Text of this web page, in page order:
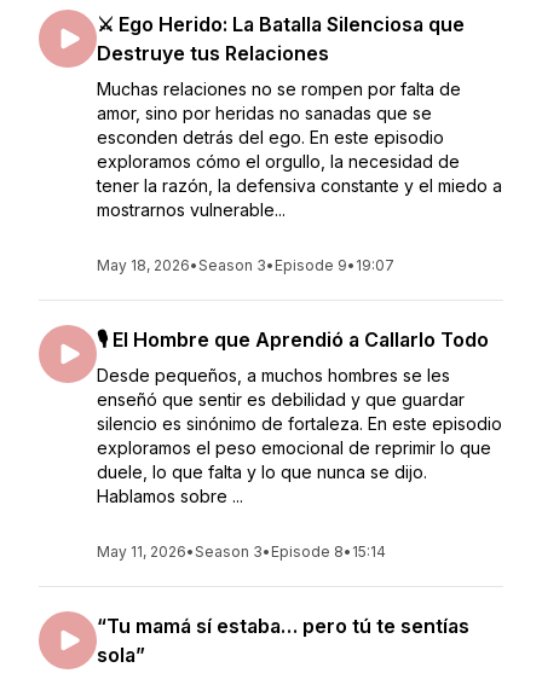
⚔️ Ego Herido: La Batalla Silenciosa que
Destruye tus Relaciones
Muchas relaciones no se rompen por falta de
amor, sino por heridas no sanadas que se
esconden detrás del ego. En este episodio
exploramos cómo el orgullo, la necesidad de
tener la razón, la defensiva constante y el miedo a
mostrarnos vulnerable...
May 18, 2026•Season 3• Episode 9• 19:07
🎙️ El Hombre que Aprendió a Callarlo Todo
Desde pequeños, a muchos hombres se les
enseñó que sentir es debilidad y que guardar
silencio es sinónimo de fortaleza. En este episodio
exploramos el peso emocional de reprimir lo que
duele, lo que falta y lo que nunca se dijo.
Hablamos sobre ...
May 11, 2026•Season 3• Episode 8• 15:14
“Tu mamá sí estaba… pero tú te sentías
sola”